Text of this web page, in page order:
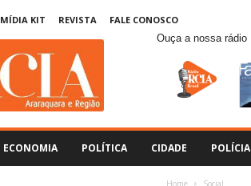
MÍDIA KIT REVISTA
FALE CONOSCO
Ouça a nossa rádio
ECONOMIA POLÍTICA CIDADE POLÍCIA
Home Social